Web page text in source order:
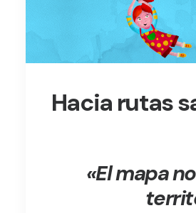
Hacia rutas
«El mapa